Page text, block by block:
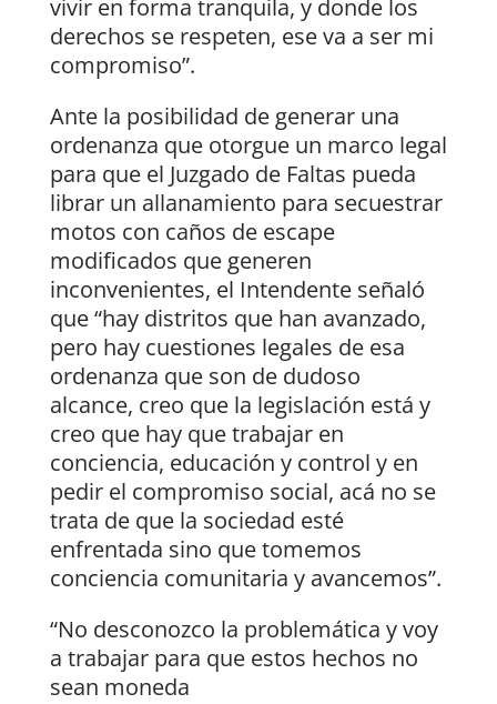
vivir en forma tranquila, y donde los
derechos se respeten, ese va a ser mi
compromiso”.
Ante la posibilidad de generar una
ordenanza que otorgue un marco legal
para que el Juzgado de Faltas pueda
librar un allanamiento para secuestrar
motos con caños de escape
modificados que generen
inconvenientes, el Intendente señaló
que “hay distritos que han avanzado,
pero hay cuestiones legales de esa
ordenanza que son de dudoso
alcance, creo que la legislación está y
creo que hay que trabajar en
conciencia, educación y control y en
pedir el compromiso social, acá no se
trata de que la sociedad esté
enfrentada sino que tomemos
conciencia comunitaria y avancemos”.
“No desconozco la problemática y voy
a trabajar para que estos hechos no
sean moneda